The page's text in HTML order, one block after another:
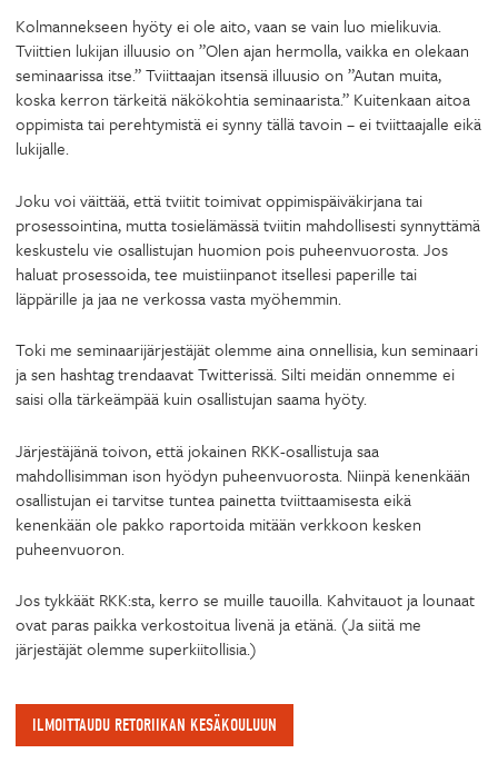
Kolmannekseen hyöty ei ole aito, vaan se vain luo mielikuvia.
Tviittien lukijan illuusio on ”Olen ajan hermolla, vaikka en olekaan
seminaarissa itse.” Tviittaajan itsensä illuusio on ”Autan muita,
koska kerron tärkeitä näkökohtia seminaarista.” Kuitenkaan aitoa
oppimista tai perehtymistä ei synny tällä tavoin – ei tviittaajalle eikä
lukijalle.
Joku voi väittää, että tviitit toimivat oppimispäiväkirjana tai
prosessointina, mutta tosielämässä tviitin mahdollisesti synnyttämä
keskustelu vie osallistujan huomion pois puheenvuorosta. Jos
haluat prosessoida, tee muistiinpanot itsellesi paperille tai
läppärille ja jaa ne verkossa vasta myöhemmin.
Toki me seminaarijärjestäjät olemme aina onnellisia, kun seminaari
ja sen hashtag trendaavat Twitterissä. Silti meidän onnemme ei
saisi olla tärkeämpää kuin osallistujan saama hyöty.
Järjestäjänä toivon, että jokainen RKK-osallistuja saa
mahdollisimman ison hyödyn puheenvuorosta. Niinpä kenenkään
osallistujan ei tarvitse tuntea painetta tviittaamisesta eikä
kenenkään ole pakko raportoida mitään verkkoon kesken
puheenvuoron.
Jos tykkäät RKK:sta, kerro se muille tauoilla. Kahvitauot ja lounaat
ovat paras paikka verkostoitua livenä ja etänä. (Ja siitä me
järjestäjät olemme superkiitollisia.)
ILMOITTAUDU RETORIIKAN KESÄKOULUUN